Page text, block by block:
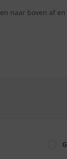
naar boven af